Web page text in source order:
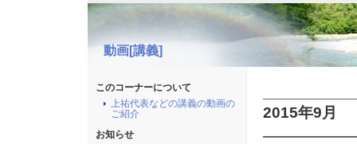
動画[講義]
2015年9月
このコーナーについて
上祐代表などの講義の動画の
ご紹介
お知らせ